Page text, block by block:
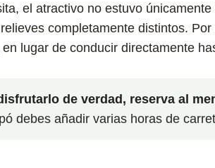
el atractivo no estuvo
completamente distintos.
lugar de conducir directamente
de verdad, reserva al
debes añadir varias horas de